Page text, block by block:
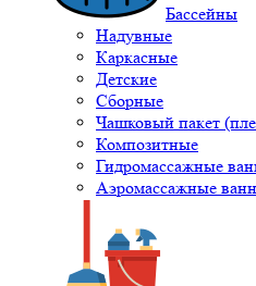
Бассейны
Надувные
Каркасные
Детские
Сборные
Чашковый пакет
Композитные
Гидромассажные
Аэромассажные